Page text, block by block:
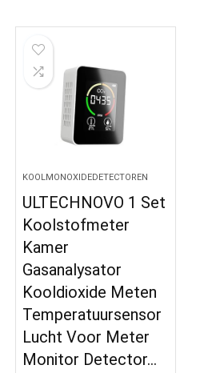
KOOLMONOXIDEDETECTOREN
ULTECHNOVO 1 Set
Koolstofmeter
Kamer
Gasanalysator
Kooldioxide Meten
Temperatuursensor
Lucht Voor Meter
Monitor Detector…